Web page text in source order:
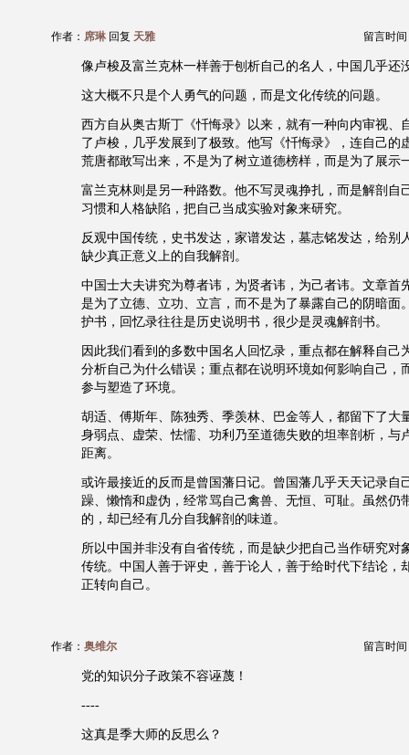
作者： 席琳 回复 天雅 留言时间
像卢梭及富兰克林一样善于刨析自己的名人，中国几乎还
这大概不只是个人勇气的问题，而是文化传统的问题。
西方自从奥古斯丁《忏悔录》以来，就有一种向内审视、
了卢梭，几乎发展到了极致。他写《忏悔录》，连自己的
荒唐都敢写出来，不是为了树立道德榜样，而是为了展示
富兰克林则是另一种路数。他不写灵魂挣扎，而是解剖自
习惯和人格缺陷，把自己当成实验对象来研究。
反观中国传统，史书发达，家谱发达，墓志铭发达，给别
缺少真正意义上的自我解剖。
中国士大夫讲究为尊者讳，为贤者讳，为己者讳。文章首
是为了立德、立功、立言，而不是为了暴露自己的阴暗面
护书，回忆录往往是历史说明书，很少是灵魂解剖书。
因此我们看到的多数中国名人回忆录，重点都在解释自己
分析自己为什么错误；重点都在说明环境如何影响自己，
参与塑造了环境。
胡适、傅斯年、陈独秀、季羡林、巴金等人，都留下了大
身弱点、虚荣、怯懦、功利乃至道德失败的坦率剖析，与
距离。
或许最接近的反而是曾国藩日记。曾国藩几乎天天记录自
躁、懒惰和虚伪，经常骂自己禽兽、无恒、可耻。虽然仍
的，却已经有几分自我解剖的味道。
所以中国并非没有自省传统，而是缺少把自己当作研究对
传统。中国人善于评史，善于论人，善于给时代下结论，
正转向自己。
作者： 奥维尔 留言时间
党的知识分子政策不容诬蔑！
----
这真是季大师的反思么？